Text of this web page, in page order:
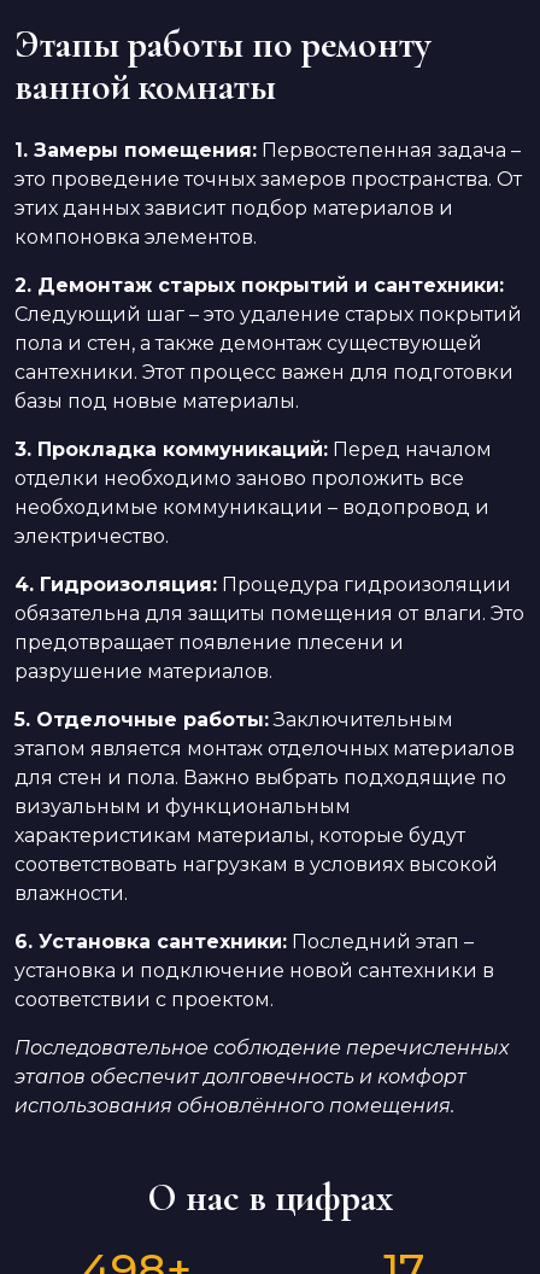
Этапы работы по ремонту
ванной комнаты
1. Замеры помещения: Первостепенная задача –
это проведение точных замеров пространства. От
этих данных зависит подбор материалов и
компоновка элементов.
2. Демонтаж старых покрытий и сантехники:
Следующий шаг – это удаление старых покрытий
пола и стен, а также демонтаж существующей
сантехники. Этот процесс важен для подготовки
базы под новые материалы.
3. Прокладка коммуникаций: Перед началом
отделки необходимо заново проложить все
необходимые коммуникации – водопровод и
электричество.
4. Гидроизоляция: Процедура гидроизоляции
обязательна для защиты помещения от влаги. Это
предотвращает появление плесени и
разрушение материалов.
5. Отделочные работы:Заключительным
этапом является монтаж отделочных материалов
для стен и пола. Важно выбрать подходящие по
визуальным и функциональным
характеристикам материалы, которые будут
соответствовать нагрузкам в условиях высокой
влажности.
6. Установка сантехники: Последний этап –
установка и подключение новой сантехники в
соответствии с проектом.
Последовательное соблюдение перечисленных
этапов обеспечит долговечность и комфорт
использования обновлённого помещения.
О нас в цифрах